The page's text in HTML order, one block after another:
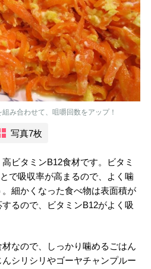
み合わせて、咀嚼回数をアップ！
写真7枚
ビタミンB12食材です。ビタミ
で吸収率が高まるので、よく噛
細かくなった食べ物は表面積が
るので、ビタミンB12がよく吸
なので、しっかり噛めるごはん
シリシリやゴーヤチャンプルー